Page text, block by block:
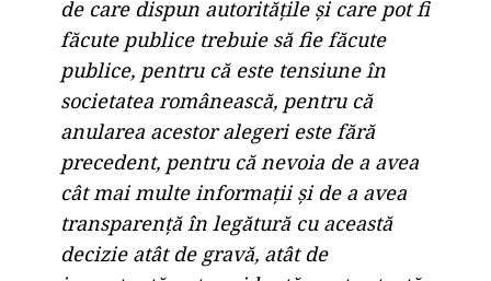
de care dispun autoritățile și care pot fi
făcute publice trebuie să fie făcute
publice, pentru că este tensiune în
societatea românească, pentru că
anularea acestor alegeri este fără
precedent, pentru că nevoia de a avea
cât mai multe informații și de a avea
transparență în legătură cu această
decizie atât de gravă, atât de